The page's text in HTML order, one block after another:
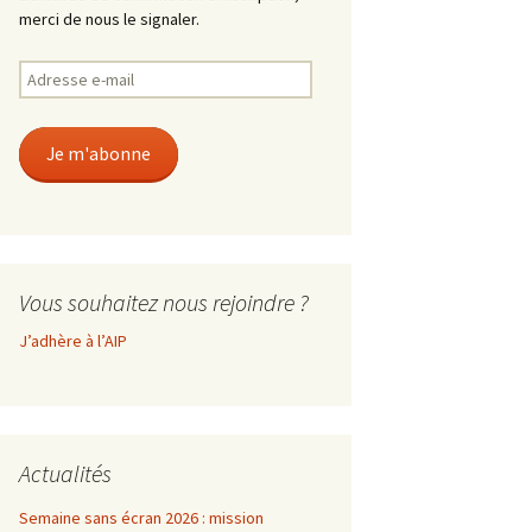
merci de nous le signaler.
Adresse
e-
Je m'abonne
Vous souhaitez nous rejoindre ?
J’adhère à l’AIP
Actualités
Semaine sans écran 2026 : mission